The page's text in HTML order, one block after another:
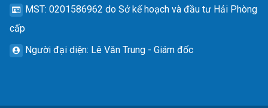
MST: 0201586962 do Sở kế hoạch và đầu tư Hải Phòng
cấp
Người đại diện: Lê Văn Trung - Giám đốc